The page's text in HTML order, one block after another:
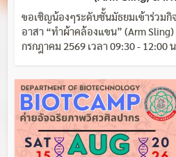
ขอเชิญน้องๆระดับชั้นมัธยมเข้าร่วมกิ
อาสา “ทำผ้าคล้องแขน” (Arm
กรกฎาคม 2569 เวลา 09:30 - 12:00